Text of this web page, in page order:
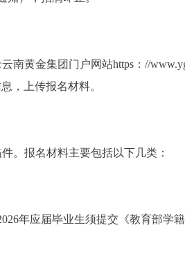
南黄金集团门户网站https：//
，上传报名材料。
。报名材料主要包括以下几类：
年应届毕业生须提交《教育部学